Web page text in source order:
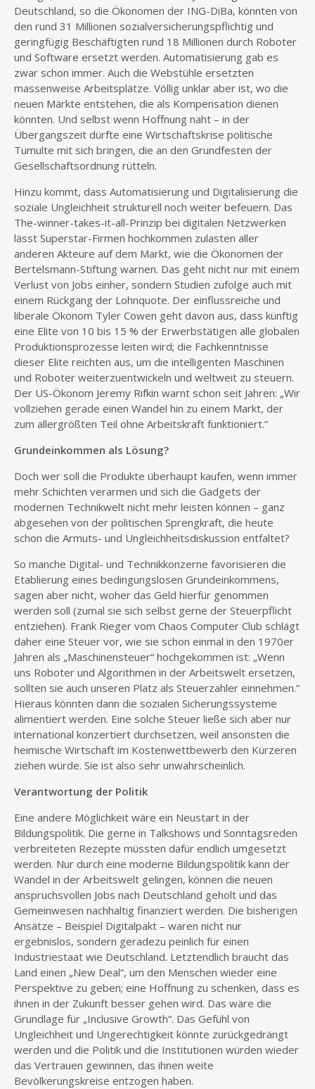
Deutschland, so die Ökonomen der ING-DiBa, könnten von
den rund 31 Millionen sozialversicherungspflichtig und
geringfügig Beschäftigten rund 18 Millionen durch Roboter
und Software ersetzt werden. Automatisierung gab es
zwar schon immer. Auch die Webstühle ersetzten
massenweise Arbeitsplätze. Völlig unklar aber ist, wo die
neuen Märkte entstehen, die als Kompensation dienen
könnten. Und selbst wenn Hoffnung naht – in der
Übergangszeit dürfte eine Wirtschaftskrise politische
Tumulte mit sich bringen, die an den Grundfesten der
Gesellschaftsordnung rütteln.
Hinzu kommt, dass Automatisierung und Digitalisierung die
soziale Ungleichheit strukturell noch weiter befeuern. Das
The-winner-takes-it-all-Prinzip bei digitalen Netzwerken
lässt Superstar-Firmen hochkommen zulasten aller
anderen Akteure auf dem Markt, wie die Ökonomen der
Bertelsmann-Stiftung warnen. Das geht nicht nur mit einem
Verlust von Jobs einher, sondern Studien zufolge auch mit
einem Rückgang der Lohnquote. Der einflussreiche und
liberale Ökonom Tyler Cowen geht davon aus, dass künftig
eine Elite von 10 bis 15 % der Erwerbstätigen alle globalen
Produktionsprozesse leiten wird; die Fachkenntnisse
dieser Elite reichten aus, um die intelligenten Maschinen
und Roboter weiterzuentwickeln und weltweit zu steuern.
Der US-Ökonom Jeremy Rifkin warnt schon seit Jahren: „Wir
vollziehen gerade einen Wandel hin zu einem Markt, der
zum allergrößten Teil ohne Arbeitskraft funktioniert.“
Grundeinkommen als Lösung?
Doch wer soll die Produkte überhaupt kaufen, wenn immer
mehr Schichten verarmen und sich die Gadgets der
modernen Technikwelt nicht mehr leisten können – ganz
abgesehen von der politischen Sprengkraft, die heute
schon die Armuts- und Ungleichheitsdiskussion entfaltet?
So manche Digital- und Technikkonzerne favorisieren die
Etablierung eines bedingungslosen Grundeinkommens,
sagen aber nicht, woher das Geld hierfür genommen
werden soll (zumal sie sich selbst gerne der Steuerpflicht
entziehen). Frank Rieger vom Chaos Computer Club schlägt
daher eine Steuer vor, wie sie schon einmal in den 1970er
Jahren als „Maschinensteuer“ hochgekommen ist: „Wenn
uns Roboter und Algorithmen in der Arbeitswelt ersetzen,
sollten sie auch unseren Platz als Steuerzahler einnehmen.“
Hieraus könnten dann die sozialen Sicherungssysteme
alimentiert werden. Eine solche Steuer ließe sich aber nur
international konzertiert durchsetzen, weil ansonsten die
heimische Wirtschaft im Kostenwettbewerb den Kürzeren
ziehen würde. Sie ist also sehr unwahrscheinlich.
Verantwortung der Politik
Eine andere Möglichkeit wäre ein Neustart in der
Bildungspolitik. Die gerne in Talkshows und Sonntagsreden
verbreiteten Rezepte müssten dafür endlich umgesetzt
werden. Nur durch eine moderne Bildungspolitik kann der
Wandel in der Arbeitswelt gelingen, können die neuen
anspruchsvollen Jobs nach Deutschland geholt und das
Gemeinwesen nachhaltig finanziert werden. Die bisherigen
Ansätze – Beispiel Digitalpakt – waren nicht nur
ergebnislos, sondern geradezu peinlich für einen
Industriestaat wie Deutschland. Letztendlich braucht das
Land einen „New Deal“, um den Menschen wieder eine
Perspektive zu geben; eine Hoffnung zu schenken, dass es
ihnen in der Zukunft besser gehen wird. Das wäre die
Grundlage für „Inclusive Growth“. Das Gefühl von
Ungleichheit und Ungerechtigkeit könnte zurückgedrängt
werden und die Politik und die Institutionen würden wieder
das Vertrauen gewinnen, das ihnen weite
Bevölkerungskreise entzogen haben.